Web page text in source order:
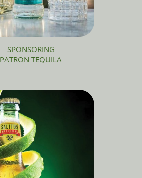
SPONSORING
PATRON TEQUILA